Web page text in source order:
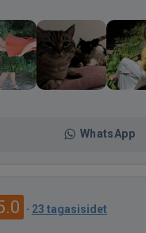
WhatsApp
· 23 tagasisidet